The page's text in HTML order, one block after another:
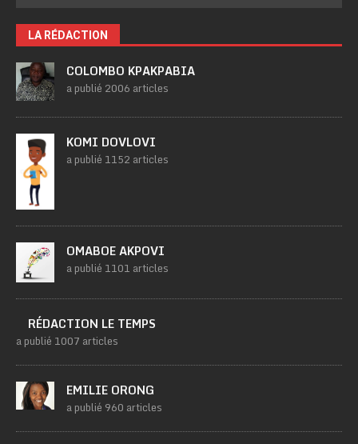
LA RÉDACTION
COLOMBO KPAKPABIA
a publié 2006 articles
KOMI DOVLOVI
a publié 1152 articles
OMABOE AKPOVI
a publié 1101 articles
RÉDACTION LE TEMPS
a publié 1007 articles
EMILIE ORONG
a publié 960 articles